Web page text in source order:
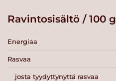
Ravintosisältö / 100 g
Energiaa
Rasvaa
josta tyydyttynyttä rasvaa